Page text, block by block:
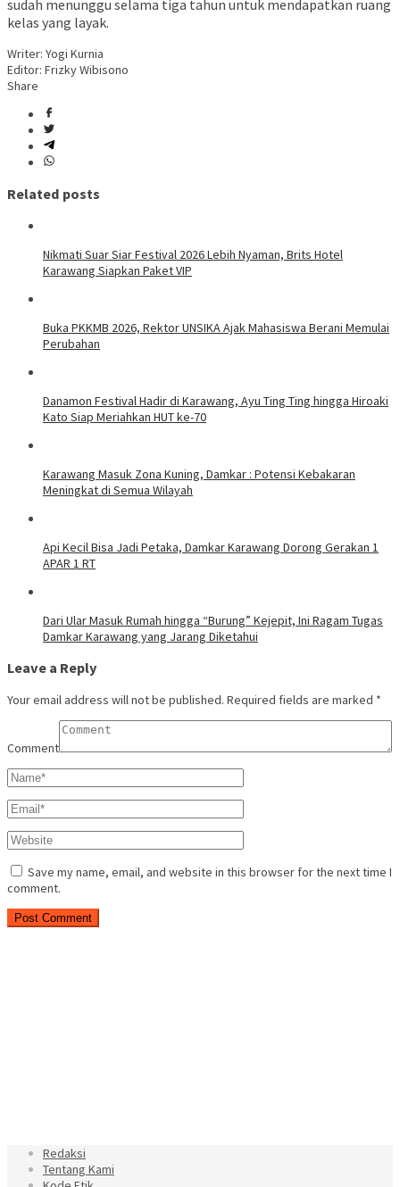
sudah menunggu selama tiga tahun untuk mendapatkan ruang
kelas yang layak.
Writer: Yogi Kurnia
Editor: Frizky Wibisono
Share
Related posts
Nikmati Suar Siar Festival 2026 Lebih Nyaman, Brits Hotel
Karawang Siapkan Paket VIP
Buka PKKMB 2026, Rektor UNSIKA Ajak Mahasiswa Berani Memulai
Perubahan
Danamon Festival Hadir di Karawang, Ayu Ting Ting hingga Hiroaki
Kato Siap Meriahkan HUT ke-70
Karawang Masuk Zona Kuning, Damkar : Potensi Kebakaran
Meningkat di Semua Wilayah
Api Kecil Bisa Jadi Petaka, Damkar Karawang Dorong Gerakan 1
APAR 1 RT
Dari Ular Masuk Rumah hingga “Burung” Kejepit, Ini Ragam Tugas
Damkar Karawang yang Jarang Diketahui
Leave a Reply
Your email address will not be published. Required fields are marked *
Comment
Save my name, email, and website in this browser for the next time I
comment.
Redaksi
Tentang Kami